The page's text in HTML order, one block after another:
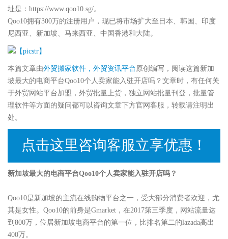
址是：https://www.qoo10.sg/。
Qoo10拥有300万的注册用户，现已将市场扩大至日本、韩国、印度
尼西亚、新加坡、马来西亚、中国香港和大陆。
本篇文章由外贸搬家软件，外贸资讯平台 原创编写，阅读这篇新加
坡最大的电商平台Qoo10个人卖家能入驻开店吗？文章时，有任何关
于外贸网站平台加盟，外贸批量上货，独立网站批量刊登，批量管
理软件等方面的疑问都可以咨询文章下方官网客服，转载请注明出
处。
点击这里咨询客服立享优惠！
新加坡最大的电商平台Qoo10个人卖家能入驻开店吗？
Qoo10是新加坡的主流在线购物平台之一，受大部分消费者欢迎，尤
其是女性。Qoo10的前身是Gmarket，在2017第三季度，网站流量达
到800万，位居新加坡电商平台的第一位，比排名第二的lazada高出
400万。